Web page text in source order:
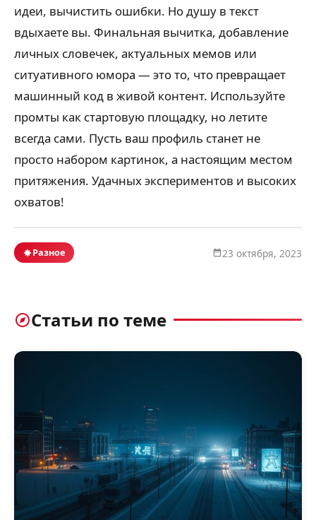
идеи, вычистить ошибки. Но душу в текст
вдыхаете вы. Финальная вычитка, добавление
личных словечек, актуальных мемов или
ситуативного юмора — это то, что превращает
машинный код в живой контент. Используйте
промты как стартовую площадку, но летите
всегда сами. Пусть ваш профиль станет не
просто набором картинок, а настоящим местом
притяжения. Удачных экспериментов и высоких
охватов!
Разное 23 октября, 2023
Статьи по теме